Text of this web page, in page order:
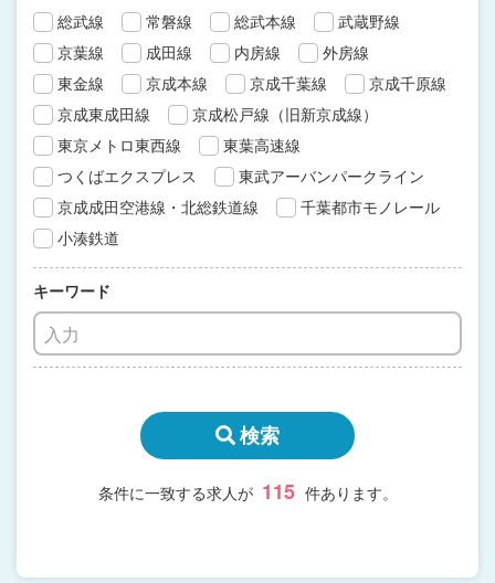
総武線 常磐線 総武本線
武蔵野線
京葉線
成田線 内房線
外房線
東金線
京成本線 京成千葉線
京成千原線
京成東成田線
京成松戸線（旧新京成線）
東京メトロ東西線
東葉高速線
つくばエクスプレス
東武アーバンパークライン
京成成田空港線・北総鉄道線
千葉都市モノレール
小湊鉄道
キーワード
検索
条件に一致する求人が 115 件あります。